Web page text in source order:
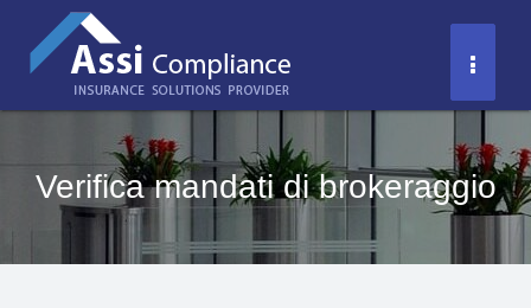
contenuto
Verifica mandati di brokeraggio